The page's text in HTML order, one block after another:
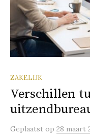
ZAKELIJK
Verschillen
Geplaatst op 28 maart